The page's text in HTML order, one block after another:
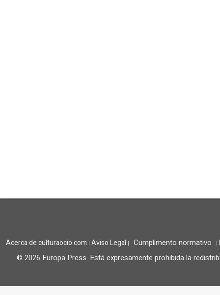
Acerca de culturaocio.com | Aviso Legal | Cumplimento normativo |
© 2026 Europa Press. Está expresamente prohibida la